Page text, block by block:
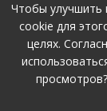
Чтобы улучшить
cookie для
целях.
просмотров?